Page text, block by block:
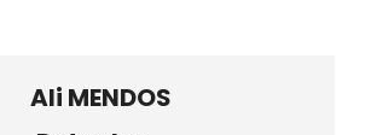
Ali MENDOS